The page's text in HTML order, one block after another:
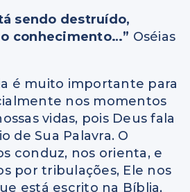
sendo destruído,
conhecimento…” Oséias
é muito importante para
nos momentos
vidas, pois Deus fala
de Sua Palavra. O
conduz, nos orienta, e
por tribulações, Ele nos
está escrito na Bíblia,